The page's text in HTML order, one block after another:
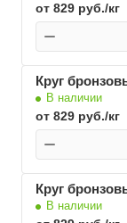
от 829 руб./кг
Круг
В наличии
от 829 руб./кг
Круг
В наличии